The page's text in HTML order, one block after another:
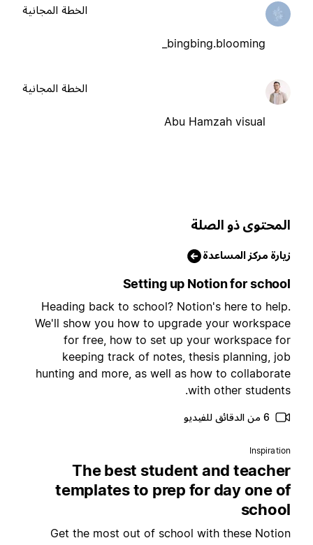
bingbing.blooming_
الخطة المجانية
Abu Hamzah visual
الخطة المجانية
ذو الصلة
مركز المساعدة
Setting up Notion for
Heading back to school? Notion's here to
We'll show you how to upgrade your
for free, how to set up your workspace
keeping track of notes, thesis planning,
hunting and more, as well as how to
with other
6 من الدقائق للفيديو
The best student and
templates to prep for day one
Get the most out of school with these